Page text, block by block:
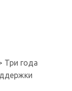
Три года